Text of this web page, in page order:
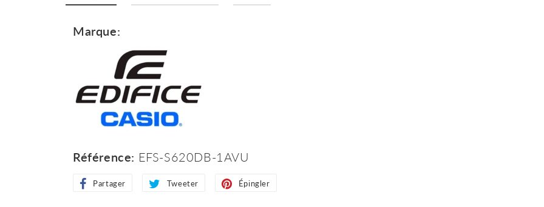
Marque:
Référence: EFS-S620DB-1AVU
Partager
Partager
Tweeter
Tweeter
Épingler